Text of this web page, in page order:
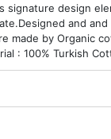
signature design
and
made by Organic
: 100% Turkish